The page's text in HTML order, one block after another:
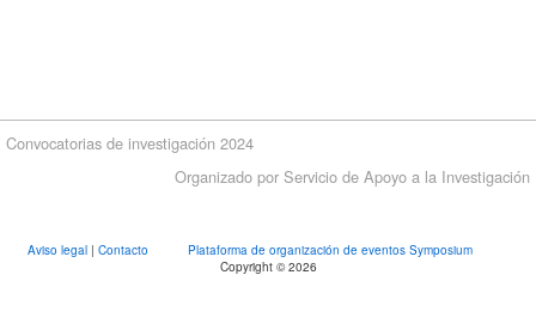
Convocatorias de investigación 2024
Organizado por Servicio de Apoyo a la Investigación
Aviso legal | Contacto
Plataforma de organización de eventos Symposium
Copyright © 2026